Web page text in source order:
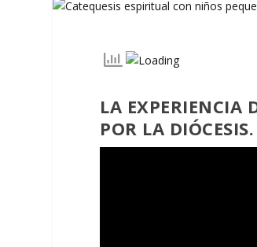
LA EXPERIENCIA
POR LA DIÓCESIS.